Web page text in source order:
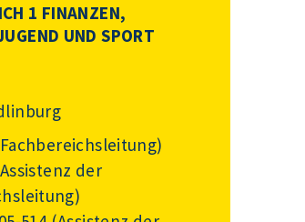
1 FINANZEN,
UND SPORT
der